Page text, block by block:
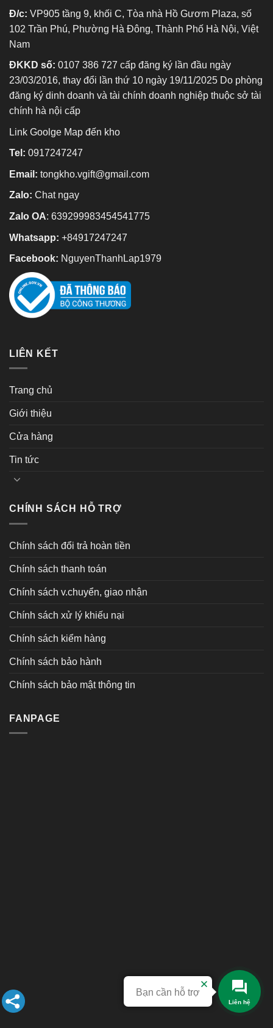
Đ/c: VP905 tầng 9, khối C, Tòa nhà Hồ Gươm Plaza, số
102 Trần Phú, Phường Hà Đông, Thành Phố Hà Nội, Việt
Nam
ĐKKD số: 0107 386 727 cấp đăng ký lần đầu ngày
23/03/2016, thay đổi lần thứ 10 ngày 19/11/2025 Do phòng
đăng ký dinh doanh và tài chính doanh nghiệp thuộc sở tài
chính hà nội cấp
Link Goolge Map đến kho
Tel: 0917247247
Email: tongkho.vgift@gmail.com
Zalo: Chat ngay
Zalo OA: 639299983454541775
Whatsapp: +84917247247
Facebook: NguyenThanhLap1979
LIÊN KẾT
Trang chủ
Giới thiệu
Cửa hàng
Tin tức
CHÍNH SÁCH HỖ TRỢ
Chính sách đổi trả hoàn tiền
Chính sách thanh toán
Chính sách v.chuyển, giao nhận
Chính sách xử lý khiếu nại
Chính sách kiểm hàng
Chính sách bảo hành
Chính sách bảo mật thông tin
FANPAGE
Liên hệ
Bạn cần hỗ trợ